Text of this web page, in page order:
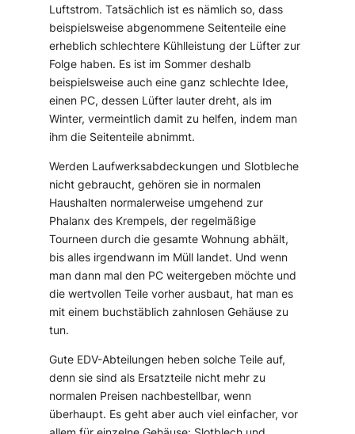
Luftstrom. Tatsächlich ist es nämlich so, dass
beispielsweise abgenommene Seitenteile eine
erheblich schlechtere Kühlleistung der Lüfter zur
Folge haben. Es ist im Sommer deshalb
beispielsweise auch eine ganz schlechte Idee,
einen PC, dessen Lüfter lauter dreht, als im
Winter, vermeintlich damit zu helfen, indem man
ihm die Seitenteile abnimmt.
Werden Laufwerksabdeckungen und Slotbleche
nicht gebraucht, gehören sie in normalen
Haushalten normalerweise umgehend zur
Phalanx des Krempels, der regelmäßige
Tourneen durch die gesamte Wohnung abhält,
bis alles irgendwann im Müll landet. Und wenn
man dann mal den PC weitergeben möchte und
die wertvollen Teile vorher ausbaut, hat man es
mit einem buchstäblich zahnlosen Gehäuse zu
tun.
Gute EDV-Abteilungen heben solche Teile auf,
denn sie sind als Ersatzteile nicht mehr zu
normalen Preisen nachbestellbar, wenn
überhaupt. Es geht aber auch viel einfacher, vor